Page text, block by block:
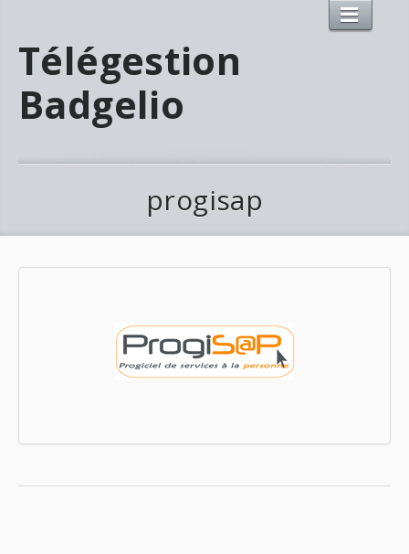
Télégestion
Badgelio
progisap